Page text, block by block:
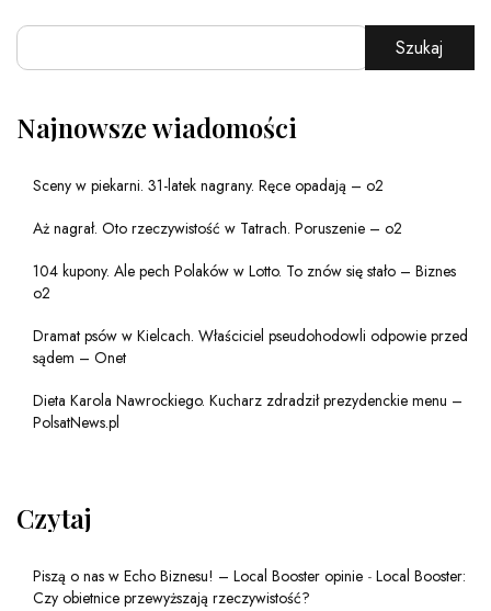
Szukaj
Najnowsze wiadomości
Sceny w piekarni. 31-latek nagrany. Ręce opadają – o2
Aż nagrał. Oto rzeczywistość w Tatrach. Poruszenie – o2
104 kupony. Ale pech Polaków w Lotto. To znów się stało – Biznes
o2
Dramat psów w Kielcach. Właściciel pseudohodowli odpowie przed
sądem – Onet
Dieta Karola Nawrockiego. Kucharz zdradził prezydenckie menu –
PolsatNews.pl
Czytaj
Piszą o nas w Echo Biznesu! – Local Booster opinie - Local Booster:
Czy obietnice przewyższają rzeczywistość?